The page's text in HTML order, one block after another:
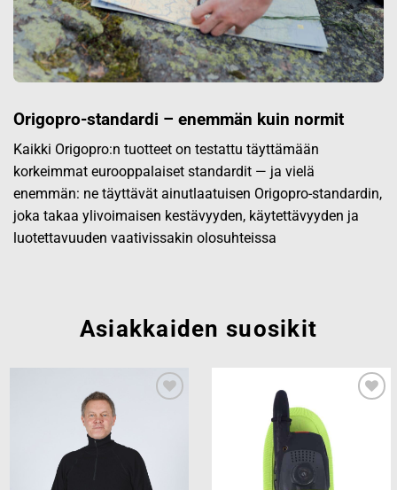
Origopro-standardi – enemmän kuin normit
Kaikki Origopro:n tuotteet on testattu täyttämään
korkeimmat eurooppalaiset standardit — ja vielä
enemmän: ne täyttävät ainutlaatuisen Origopro-standardin,
joka takaa ylivoimaisen kestävyyden, käytettävyyden ja
luotettavuuden vaativissakin olosuhteissa
Asiakkaiden suosikit